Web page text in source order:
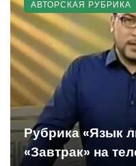
Рубрика «Язык
«Завтрак» на
АВТОРСКАЯ РУБРИКА